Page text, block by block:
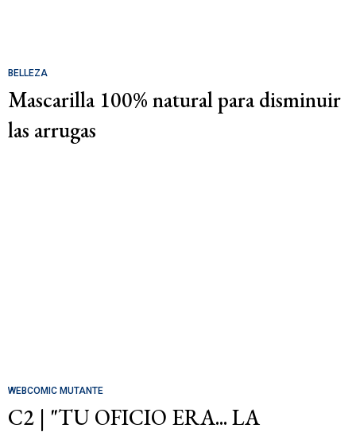
BELLEZA
Mascarilla 100% natural para disminuir
las arrugas
WEBCOMIC MUTANTE
C2 | "TU OFICIO ERA... LA